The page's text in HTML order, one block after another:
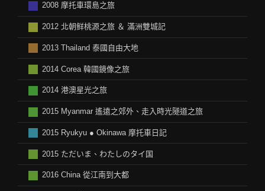
2008 摩托車環島之旅
2012 北朝鲜桃源之旅 ＆ 滿洲雙城記
2013 Thailand 泰國自由大地
2014 Corea 韓國鏡像之旅
2014 港澳星光之旅
2015 Myanmar 遙遠之郊外、走入時光隧道之旅
2015 Ryukyu ● Okinawa 摩托車日記
2015 ただいま、わたしのタイ国
2016 China 從江南到大都